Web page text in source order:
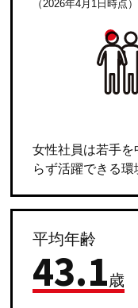
（2026年4月1日時点）
女性社員は若手
らず活躍できる環
平均年齢
43.1歳